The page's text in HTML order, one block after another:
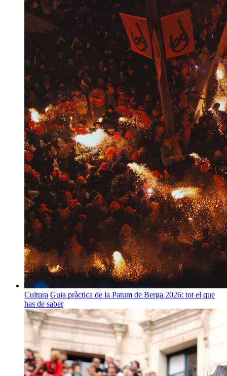
Cultura Guia pràctica de la Patum de Berga 2026: tot el que
has de saber